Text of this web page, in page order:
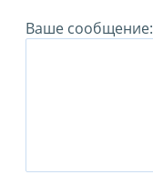
Ваше сообщение: